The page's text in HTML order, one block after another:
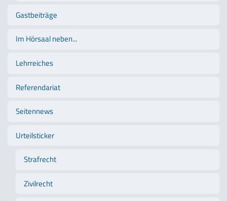
Gastbeiträge
Im Hörsaal neben...
Lehrreiches
Referendariat
Seitennews
Urteilsticker
Strafrecht
Zivilrecht